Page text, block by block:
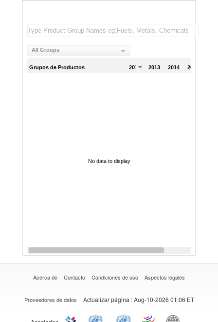
All Groups
Grupos de Productos 2012 2013 2014 2015
No data to display
Acerca de Contacto Condiciones de uso Aspectos legales
Proveedores de datos Actualizar página : Aug-10-2026 01:06 ET